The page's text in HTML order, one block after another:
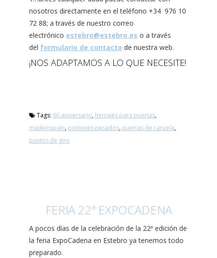
nosotros directamente en el teléfono +34 976 10
72 88; a través de nuestro correo
electrónico estebro@estebro.es o a través
del formulario de contacto de nuestra web.
¡NOS ADAPTAMOS A LO QUE NECESITE!
Tags: 60 aniversario, herrajes para puertas,
madeinspain, portones pesados, puertas de cancela,
puntos de giro
FERIA 22ª EXPOCADENA
A pocos días de la celebración de la 22ª edición de
la feria ExpoCadena en Estebro ya tenemos todo
preparado.